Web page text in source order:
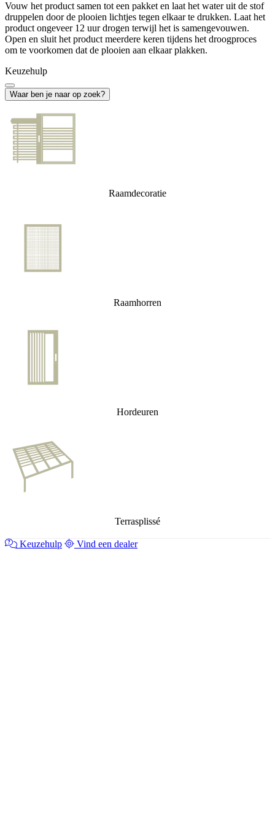
Vouw het product samen tot een pakket en laat het water uit de stof
druppelen door de plooien lichtjes tegen elkaar te drukken. Laat het
product ongeveer 12 uur drogen terwijl het is samengevouwen.
Open en sluit het product meerdere keren tijdens het droogproces
om te voorkomen dat de plooien aan elkaar plakken.
Keuzehulp
Waar ben je naar op zoek?
Raamdecoratie
Raamhorren
Hordeuren
Terrasplissé
Keuzehulp Vind een dealer